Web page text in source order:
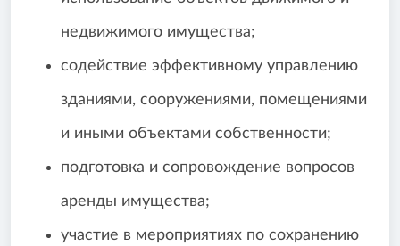
недвижимого имущества;
содействие эффективному управлению
зданиями, сооружениями, помещениями
и иными объектами собственности;
подготовка и сопровождение вопросов
аренды имущества;
участие в мероприятиях по сохранению